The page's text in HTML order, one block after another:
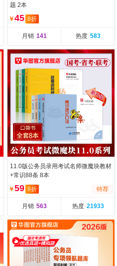
题 2本
￥45 8折
月销 141 热度 583
11.0版公务员录用考试名师微魔块教材
+常识88条 8本
￥59 8折 特荐
月销 563 热度 21933